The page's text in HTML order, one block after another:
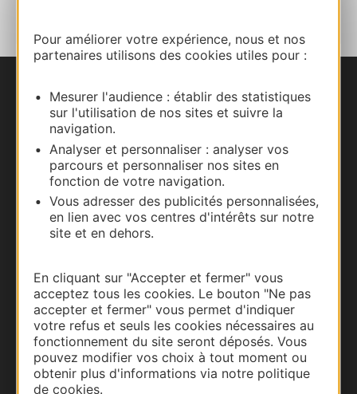
Pour améliorer votre expérience, nous et nos
partenaires utilisons des cookies utiles pour :
Mesurer l'audience : établir des statistiques
sur l'utilisation de nos sites et suivre la
navigation.
Analyser et personnaliser : analyser vos
parcours et personnaliser nos sites en
fonction de votre navigation.
Vous adresser des publicités personnalisées,
en lien avec vos centres d'intérêts sur notre
site et en dehors.
En cliquant sur "Accepter et fermer" vous
acceptez tous les cookies. Le bouton "Ne pas
accepter et fermer" vous permet d'indiquer
votre refus et seuls les cookies nécessaires au
fonctionnement du site seront déposés. Vous
pouvez modifier vos choix à tout moment ou
obtenir plus d'informations via notre politique
de cookies.
Nous contacter
Carte interactive
Documentation
Thermalisme
Business/Mice